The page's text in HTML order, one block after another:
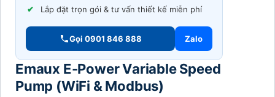
Lắp đặt trọn gói & tư vấn thiết kế miễn phí
Gọi 0901 846 888 Zalo
Emaux E-Power Variable Speed
Pump (WiFi & Modbus)